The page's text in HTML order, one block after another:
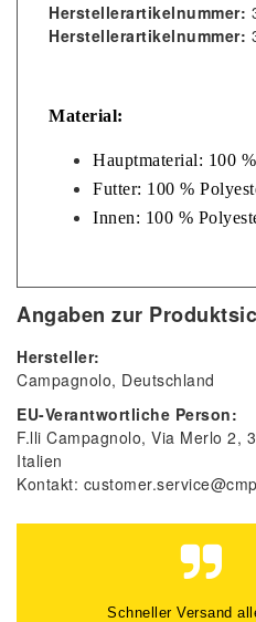
Herstellerartikelnummer:
Herstellerartikelnummer:
Material:
Hauptmaterial: 100
Futter: 100 %
​Innen: 100 %
Angaben zur
Hersteller:
Campagnolo Deutschland
EU-Verantwortliche Person:
F.lli Campagnolo Via Merlo 2
Italien
Kontakt:
Gute Beratung, auch per